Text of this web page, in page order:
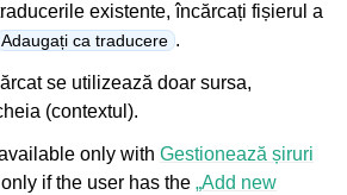
existente, încărcați fișierul a
Adaugați ca traducere .
se utilizează doar sursa,
(contextul).
only with Gestionează șiruri
if the user has the „Add new